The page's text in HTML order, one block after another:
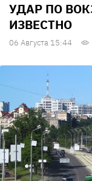
УДАР ПО
ИЗВЕСТНО
06 Августа 15:44